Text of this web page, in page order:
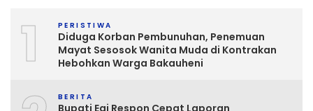
1 PERISTIWA
Diduga Korban Pembunuhan, Penemuan
Mayat Sesosok Wanita Muda di Kontrakan
Hebohkan Warga Bakauheni
BERITA
Bupati Egi Respon Cepat Laporan